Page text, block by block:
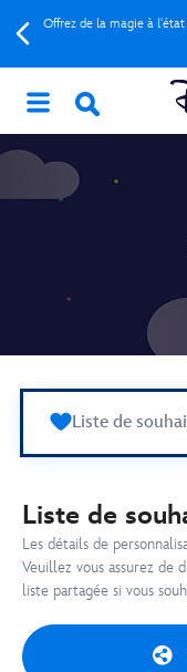
Offrez de la magie à l'état
Liste de
Liste de
Les détails de
Veuillez vous assurez de
liste partagée si vous